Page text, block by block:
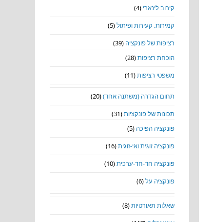
קירוב לינארי (4)
קמירות, קעירות ופיתול(5)
רציפות של פונקציה (39)
הוכחת רציפות(28)
משפטי רציפות(11)
תחום הגדרה (משתנה אחד)(20)
תכונות של פונקציות(31)
פונקציה הפיכה (5)
פונקציה זוגית ואי-זוגית(16)
פונקציה חד-חד-ערכית(10)
פונקציה על(6)
שאלות תאורטיות(8)